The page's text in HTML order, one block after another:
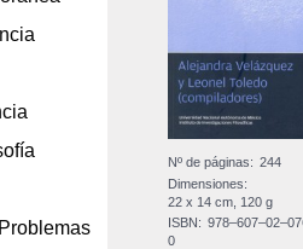
Nº de páginas: 244
Dimensiones:
22 x 14 cm, 120 g
ISBN:
0